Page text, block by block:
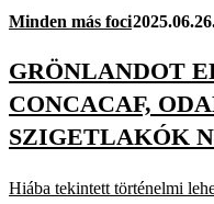
Minden más foci
GRÖNLANDOT
CONCACAF,
SZIGETLAKÓK
Hiába tekintett történelmi